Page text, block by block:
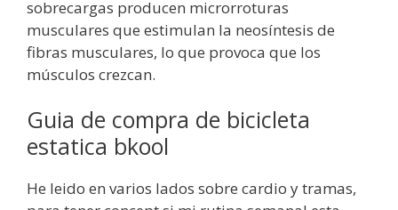
sobrecargas producen microrroturas
musculares que estimulan la neosíntesis de
fibras musculares, lo que provoca que los
músculos crezcan.
Guia de compra de bicicleta
estatica bkool
He leido en varios lados sobre cardio y tramas,